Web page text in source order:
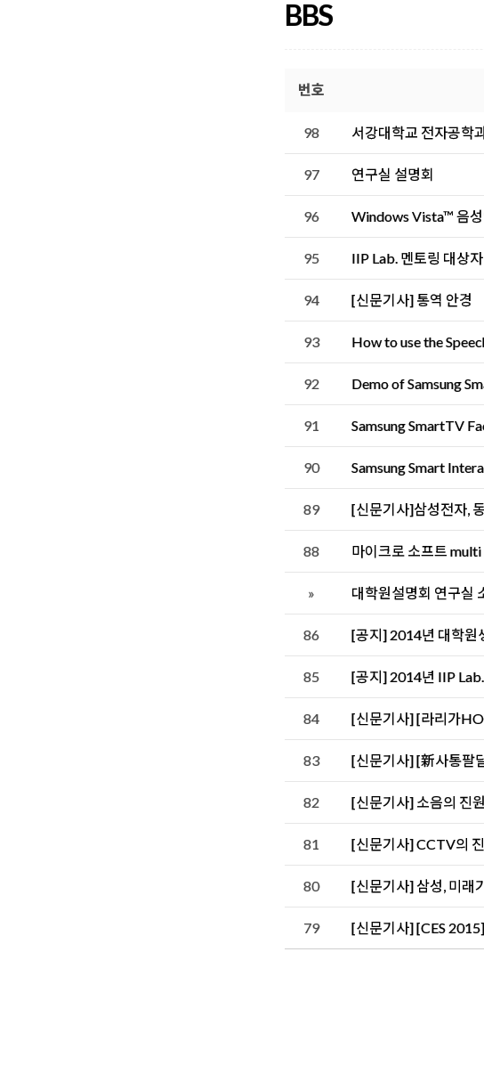
BBS
번호
98 서강대학교 전자공학
97 연구실 설명회
96 Windows Vista™ 음성
95 IIP Lab. 멘토링 대상
94 [신문기사] 통역 안경
93 How to use the
92 Demo of Samsung
91 Samsung SmartTV
90 Samsung Smart
89 [신문기사]삼성전자,
88 마이크로 소프트
» 대학원설명회 연구실
86 [공지] 2014년 대학원
85 [공지] 2014년 IIP
84 [신문기사] [라리가
83 [신문기사] [新사통팔
82 [신문기사] 소음의 진
81 [신문기사] CCTV의
80 [신문기사] 삼성, 미래
79 [신문기사] [CES